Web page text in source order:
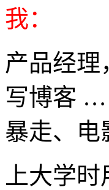
我：
产品经理
写博客
暴走、电
上大学